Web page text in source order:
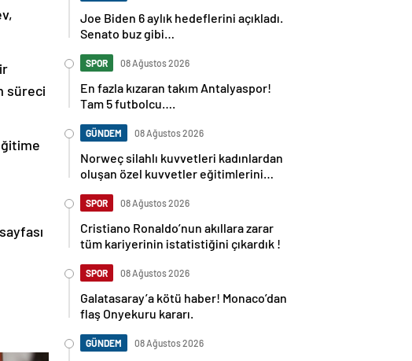
süreci
Joe Biden 6 aylık hedeflerini açıkladı.
Senato buz gibi…
SPOR 08 Ağustos 2026
En fazla kızaran takım Antalyaspor!
Tam 5 futbolcu….
GÜNDEM 08 Ağustos 2026
Norweç silahlı kuvvetleri kadınlardan
oluşan özel kuvvetler eğitimlerini
SPOR 08 Ağustos 2026
Cristiano Ronaldo’nun akıllara zarar
tüm kariyerinin istatistiğini çıkardık !
SPOR 08 Ağustos 2026
Galatasaray’a kötü haber! Monaco’dan
flaş Onyekuru kararı.
GÜNDEM 08 Ağustos 2026